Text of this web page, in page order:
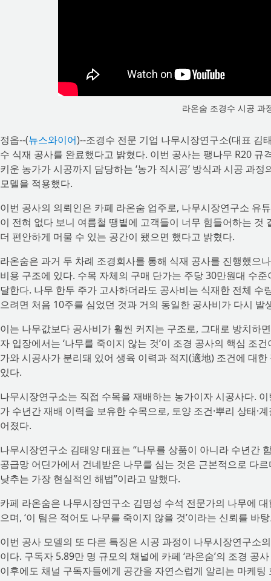
라온숨 조경수 시공 과
정읍--(뉴스와이어)--조경수 전문 기업 나무시장연구소(대표 김
수 식재 공사를 완료했다고 밝혔다. 이번 공사는 팽나무 R20
키운 농가가 시공까지 담당하는 ‘농가 직시공’ 방식과 시공 과
모델을 적용했다.
이번 공사의 의뢰인은 카페 라온숨 업주로, 나무시장연구소 유
이 전혀 없다 보니 여름철 땡볕에 고객들이 너무 힘들어하는
더 편안하게 머물 수 있는 공간이 됐으면 했다고 밝혔다.
라온숨은 과거 두 차례 조경회사를 통해 식재 공사를 진행했으
비용 구조에 있다. 수목 자체의 구매 단가는 주당 30만원대 수
달한다. 나무 한두 주가 고사하더라도 공사비는 식재한 전체
으려면 처음 10주를 심었던 것과 거의 동일한 공사비가 다시 발
이는 나무값보다 공사비가 훨씬 커지는 구조로, 그대로 방치하
자 입장에서는 ‘나무를 죽이지 않는 것’이 조경 공사의 핵심 조
가와 시공사가 분리돼 있어 생육 이력과 적지(適地) 조건에 대
있다.
나무시장연구소는 직접 수목을 재배하는 농가이자 시공사다.
가 수년간 재배 이력을 보유한 수목으로, 토양 조건·뿌리 상태·
어졌다.
나무시장연구소 김태양 대표는 “나무를 상품이 아니라 수년간
공급망 어딘가에서 건네받은 나무를 심는 것은 근본적으로 다
낮추는 가장 현실적인 해법”이라고 말했다.
카페 라온숨은 나무시장연구소 김명성 수석 전문가의 나무에
으며, ‘이 팀은 적어도 나무를 죽이지 않을 것’이라는 신뢰를 바
이번 공사 모델의 또 다른 특징은 시공 과정이 나무시장연구소
이다. 구독자 5.89만 명 규모의 채널에 카페 ‘라온숨’의 조경
이후에도 채널 구독자들에게 공간을 자연스럽게 알리는 마케팅